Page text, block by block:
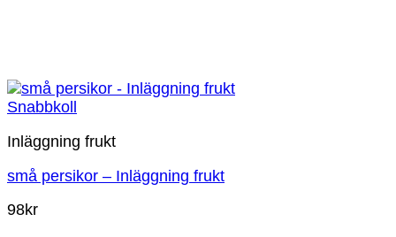
Snabbkoll
Inläggning frukt
små persikor – Inläggning frukt
98kr